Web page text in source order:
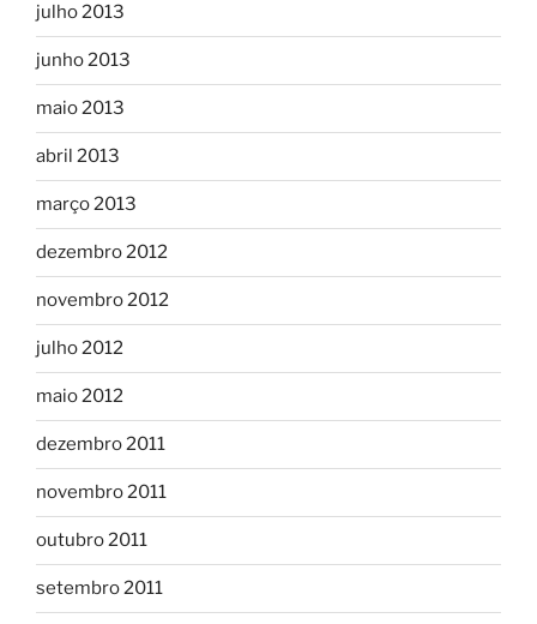
julho 2013
junho 2013
maio 2013
abril 2013
março 2013
dezembro 2012
novembro 2012
julho 2012
maio 2012
dezembro 2011
novembro 2011
outubro 2011
setembro 2011